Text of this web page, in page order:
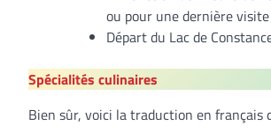
ou pour une dernière
Départ du Lac de
Spécialités culinaires
Bien sûr, voici la traduction en français